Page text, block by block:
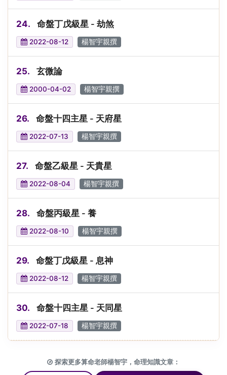
24. 命盤丁戊級星 - 劫煞
2022-08-12 楊智宇親撰
25. 玄微論
2000-04-02 楊智宇親撰
26. 命盤十四主星 - 天府星
2022-07-13 楊智宇親撰
27. 命盤乙級星 - 天貴星
2022-08-04 楊智宇親撰
28. 命盤丙級星 - 養
2022-08-10 楊智宇親撰
29. 命盤丁戊級星 - 息神
2022-08-12 楊智宇親撰
30. 命盤十四主星 - 天同星
2022-07-18 楊智宇親撰
探索更多算命老師楊智宇，命理知識文章：